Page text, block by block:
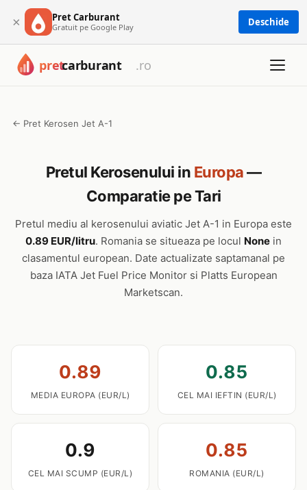
× Pret Carburant
Gratuit pe Google Play Deschide
← Pret Kerosen Jet A-1
Pretul Kerosenului in Europa—
Comparatie pe Tari
Pretul mediu al kerosenului aviatic Jet A-1 in Europa este
0.89 EUR/litru. Romania se situeaza pe locul None in
clasamentul european. Date actualizate saptamanal pe
baza IATA Jet Fuel Price Monitor si Platts European
Marketscan.
0.89
MEDIA EUROPA (EUR/L)
0.85
CEL MAI IEFTIN (EUR/L)
0.9
CEL MAI SCUMP (EUR/L)
0.85
ROMANIA (EUR/L)